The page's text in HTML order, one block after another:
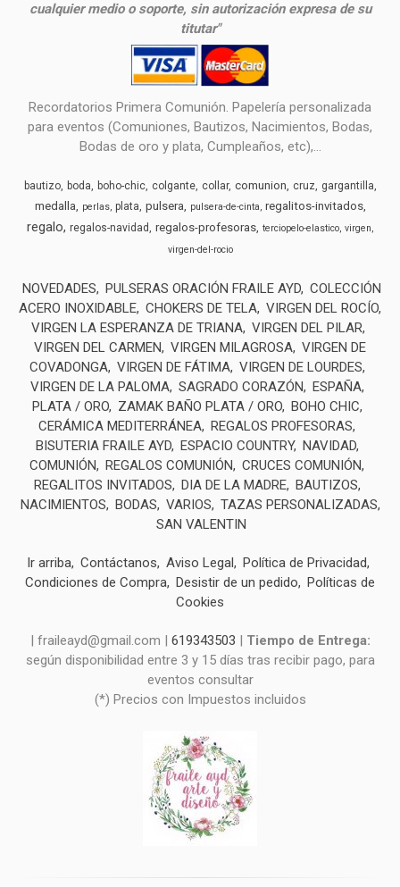
cualquier medio o soporte, sin autorización expresa de su
titutar"
Recordatorios Primera Comunión. Papelería personalizada
para eventos (Comuniones, Bautizos, Nacimientos, Bodas,
Bodas de oro y plata, Cumpleaños, etc),...
bautizo boda boho-chic colgante collar comunion cruz gargantilla
medalla perlas plata pulsera pulsera-de-cinta regalitos-invitados
regalo regalos-navidad regalos-profesoras terciopelo-elastico virgen
virgen-del-rocio
NOVEDADES PULSERAS ORACIÓN FRAILE AYD COLECCIÓN
ACERO INOXIDABLE CHOKERS DE TELA VIRGEN DEL ROCÍO
VIRGEN LA ESPERANZA DE TRIANA VIRGEN DEL PILAR
VIRGEN DEL CARMEN
VIRGEN MILAGROSA VIRGEN DE
COVADONGA VIRGEN DE FÁTIMA VIRGEN DE LOURDES
VIRGEN DE LA PALOMA SAGRADO CORAZÓN
ESPAÑA
PLATA / ORO
ZAMAK BAÑO PLATA / ORO BOHO CHIC
CERÁMICA MEDITERRÁNEA REGALOS PROFESORAS
BISUTERIA FRAILE AYD ESPACIO COUNTRY NAVIDAD
COMUNIÓN
REGALOS COMUNIÓN
CRUCES COMUNIÓN
REGALITOS INVITADOS
DIA DE LA MADRE BAUTIZOS
NACIMIENTOS
BODAS VARIOS
TAZAS PERSONALIZADAS
SAN VALENTIN
Ir arriba Contáctanos Aviso Legal
Política de Privacidad
Condiciones de Compra
Desistir de un pedido
Políticas de
Cookies
| fraileayd@gmail.com | 619343503 | Tiempo de Entrega:
según disponibilidad entre 3 y 15 días tras recibir pago, para
eventos consultar
(*) Precios con Impuestos incluidos